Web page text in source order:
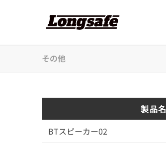
その他
製品名
BTスピーカー02